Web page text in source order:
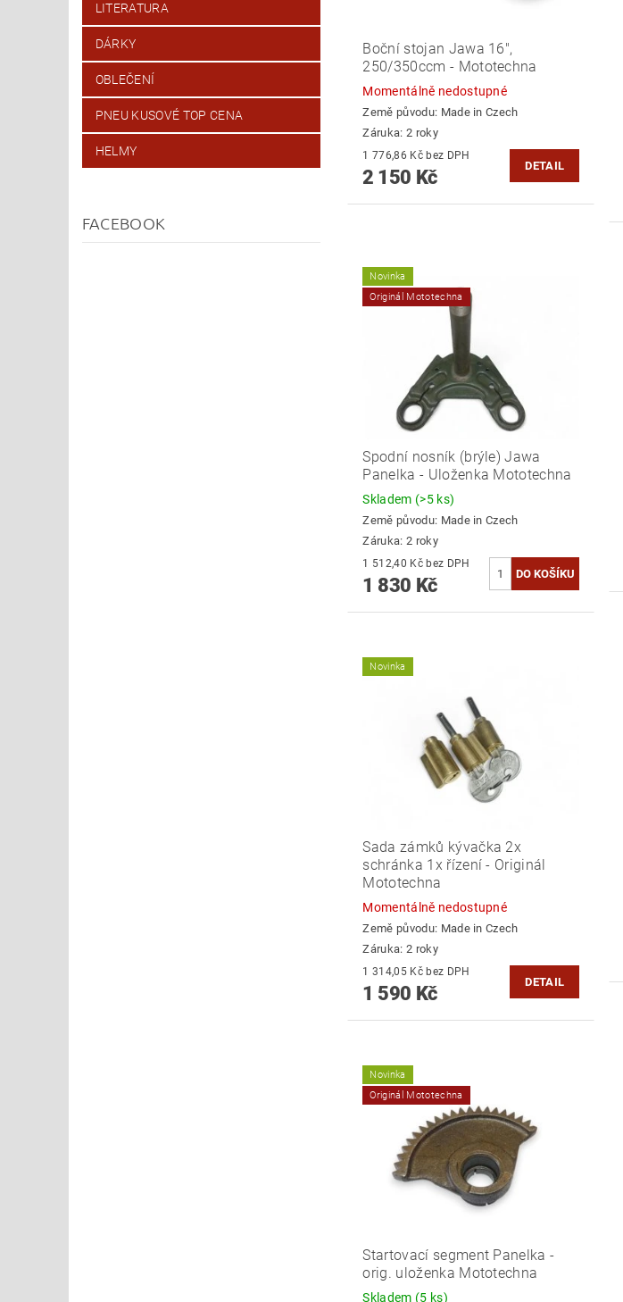
LITERATURA
DÁRKY
OBLEČENÍ
PNEU KUSOVÉ TOP CENA
HELMY
FACEBOOK
Boční stojan Jawa 16",
250/350ccm - Mototechna
Momentálně nedostupné
Země původu: Made in Czech
Záruka: 2 roky
1 776,86 Kč bez DPH
2 150 Kč
DETAIL
Novinka
Originál Mototechna
Spodní nosník (brýle) Jawa
Panelka - Uloženka Mototechna
Skladem (>5 ks)
Země původu: Made in Czech
Záruka: 2 roky
1 512,40 Kč bez DPH
1 830 Kč
Novinka
Sada zámků kývačka 2x
schránka 1x řízení - Originál
Mototechna
Momentálně nedostupné
Země původu: Made in Czech
Záruka: 2 roky
1 314,05 Kč bez DPH
1 590 Kč
DETAIL
Novinka
Originál Mototechna
Startovací segment Panelka -
orig. uloženka Mototechna
Skladem (5 ks)